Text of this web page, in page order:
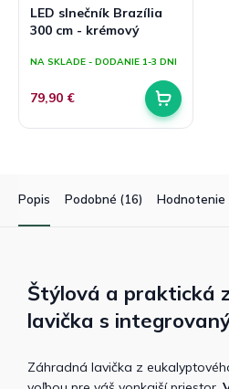
LED slnečník Brazília
300 cm - krémový
NA SKLADE - DODANIE 1-3 DNI
79,90 €
Popis Podobné (16) Hodnotenie
Štýlová a praktická
lavička s
Záhradná lavička z